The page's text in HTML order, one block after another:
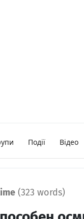
Події Відео
(323 words)